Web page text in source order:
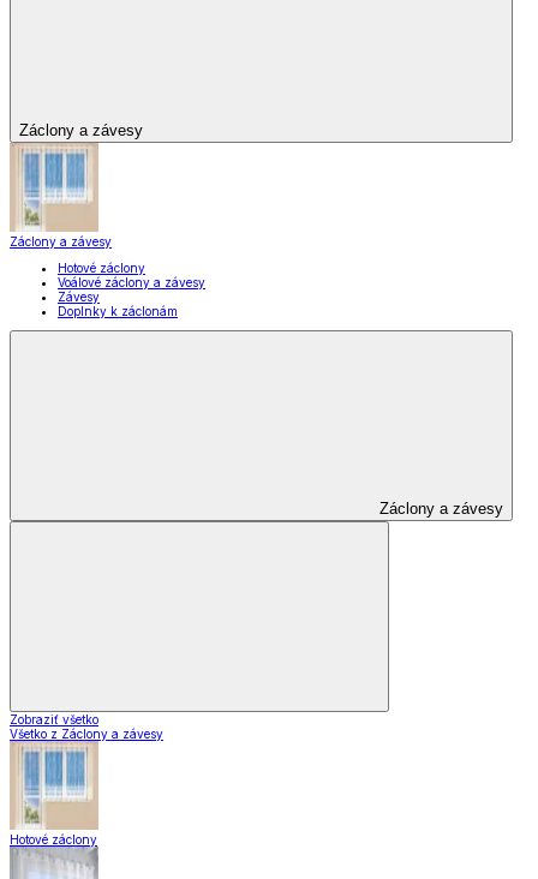
Záclony a závesy
Záclony a závesy
Hotové záclony
Voálové záclony a závesy
Závesy
Doplnky k záclonám
Záclony a závesy
Zobraziť všetko
Všetko z Záclony a závesy
Hotové záclony